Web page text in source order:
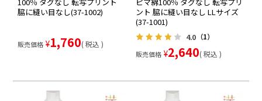
脇に縫い目なし(37-1002)
販売価格 ¥1,760 税込
ント 脇に縫い目なし LLサイズ
(37-1001)
4.0 （1）
販売価格 ¥2,640 税込